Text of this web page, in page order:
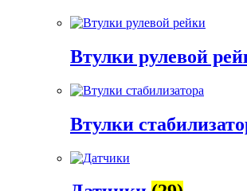
Втулки рулевой
Втулки